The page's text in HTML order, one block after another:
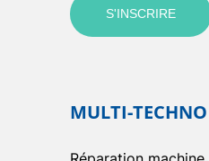
MULTI-TECHNO